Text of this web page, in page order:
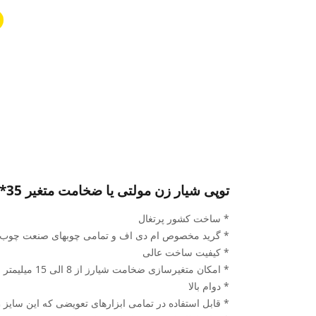
توپی شیار زن مولتی یا ضخامت متغیر 35*15-8*180
* ساخت کشور پرتغال
* گرید مخصوص ام دی اف و تمامی چوبهای صنعت چوب
* کیفیت ساخت عالی
* امکان متغیرسازی ضخامت شیارز از 8 الی 15 میلیمتر
* دوام بالا
* قابل استفاده در تمامی ابزارهای تعویضی که این سایز